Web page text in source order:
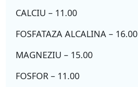
CALCIU – 11.00
FOSFATAZA ALCALINA – 16.00
MAGNEZIU – 15.00
FOSFOR – 11.00